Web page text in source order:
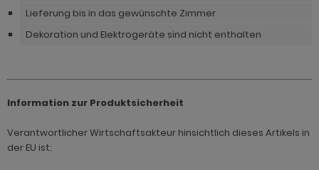
Lieferung bis in das gewünschte Zimmer
Dekoration und Elektrogeräte sind nicht enthalten
Information zur Produktsicherheit
Verantwortlicher Wirtschaftsakteur hinsichtlich dieses Artikels in
der EU ist: